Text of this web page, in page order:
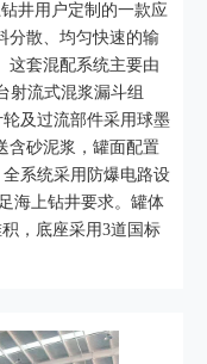
井用户定制的一款应
分散、均匀快速的输
这套混配系统主要由
射流式混浆漏斗组
轮及过流部件采用球墨
含砂泥浆，罐面配置
系统采用防爆电路设
海上钻井要求。罐体
，底座采用3道国标